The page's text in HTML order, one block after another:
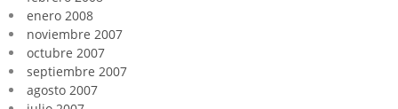
enero 2008
noviembre 2007
octubre 2007
septiembre 2007
agosto 2007